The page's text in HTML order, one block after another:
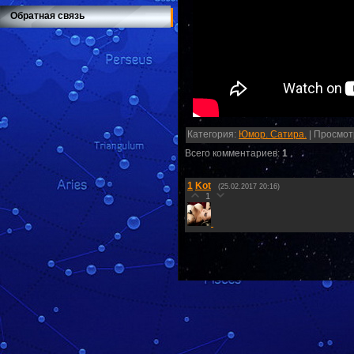
Обратная связь
Категория: Юмор. Сатира.
Всего комментариев: 1
1 Kot (25.02.2017 20:16)
1